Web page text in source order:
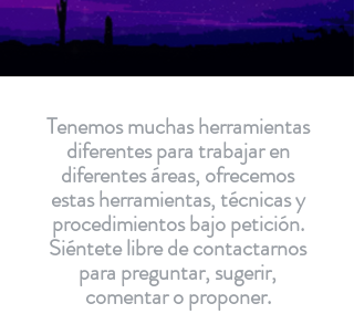
Tenemos muchas herramientas
diferentes para trabajar en
diferentes áreas, ofrecemos
estas herramientas, técnicas y
procedimientos bajo petición.
Siéntete libre de contactarnos
para preguntar, sugerir,
comentar o proponer.